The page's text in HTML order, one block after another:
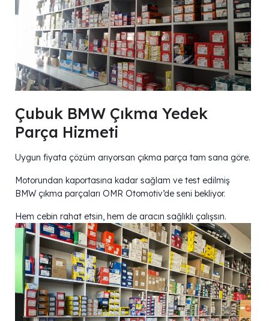
Çubuk BMW Çıkma Yedek
Parça Hizmeti
Uygun fiyata çözüm arıyorsan çıkma parça tam sana göre.
Motorundan kaportasına kadar sağlam ve test edilmiş
BMW çıkma parçaları OMR Otomotiv’de seni bekliyor.
Hem cebin rahat etsin, hem de aracın sağlıklı çalışsın.